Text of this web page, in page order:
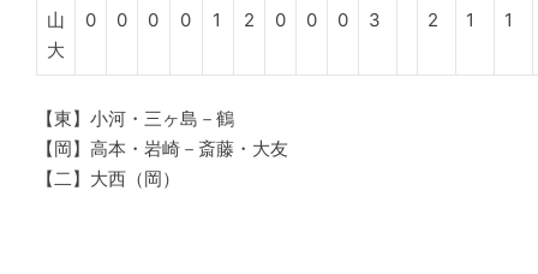
山
大
0 0 0 0 1 2 0 0 0 3 2 1 1
【東】小河・三ヶ島－鶴
【岡】高本・岩崎－斎藤・大友
【二】大西（岡）